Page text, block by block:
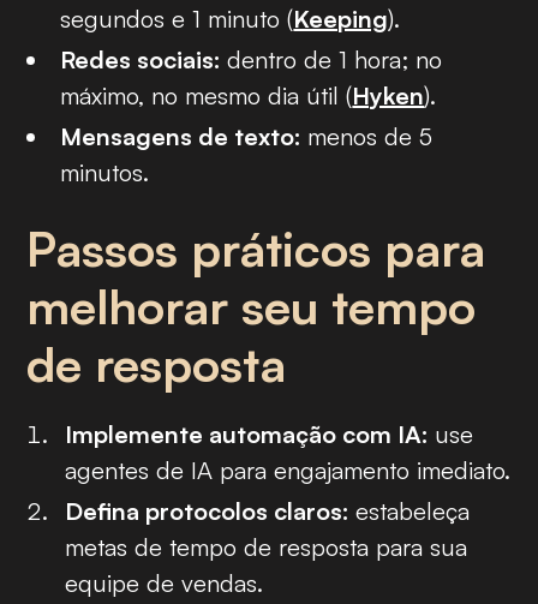
segundos e 1 minuto (Keeping).
Redes sociais:dentro de 1 hora; no
máximo, no mesmo dia útil (Hyken).
Mensagens de texto: menos de 5
minutos.
Passos práticos para
melhorar seu tempo
de resposta
Implemente automação com IA: use
agentes de IA para engajamento imediato.
Defina protocolos claros:estabeleça
metas de tempo de resposta para sua
equipe de vendas.